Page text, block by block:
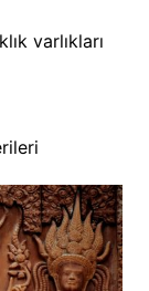
varlıkları